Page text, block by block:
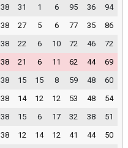
38 31 1 6 95 36
94
38 27 5 6 77 35
86
38 22 6 10 72 46
72
38 21 6 11 62 44
69
38 15 15 8 59 48
60
38 14 12 12 53 48
54
38 15 6 17 32 38
51
38 12 14 12 41 44
50